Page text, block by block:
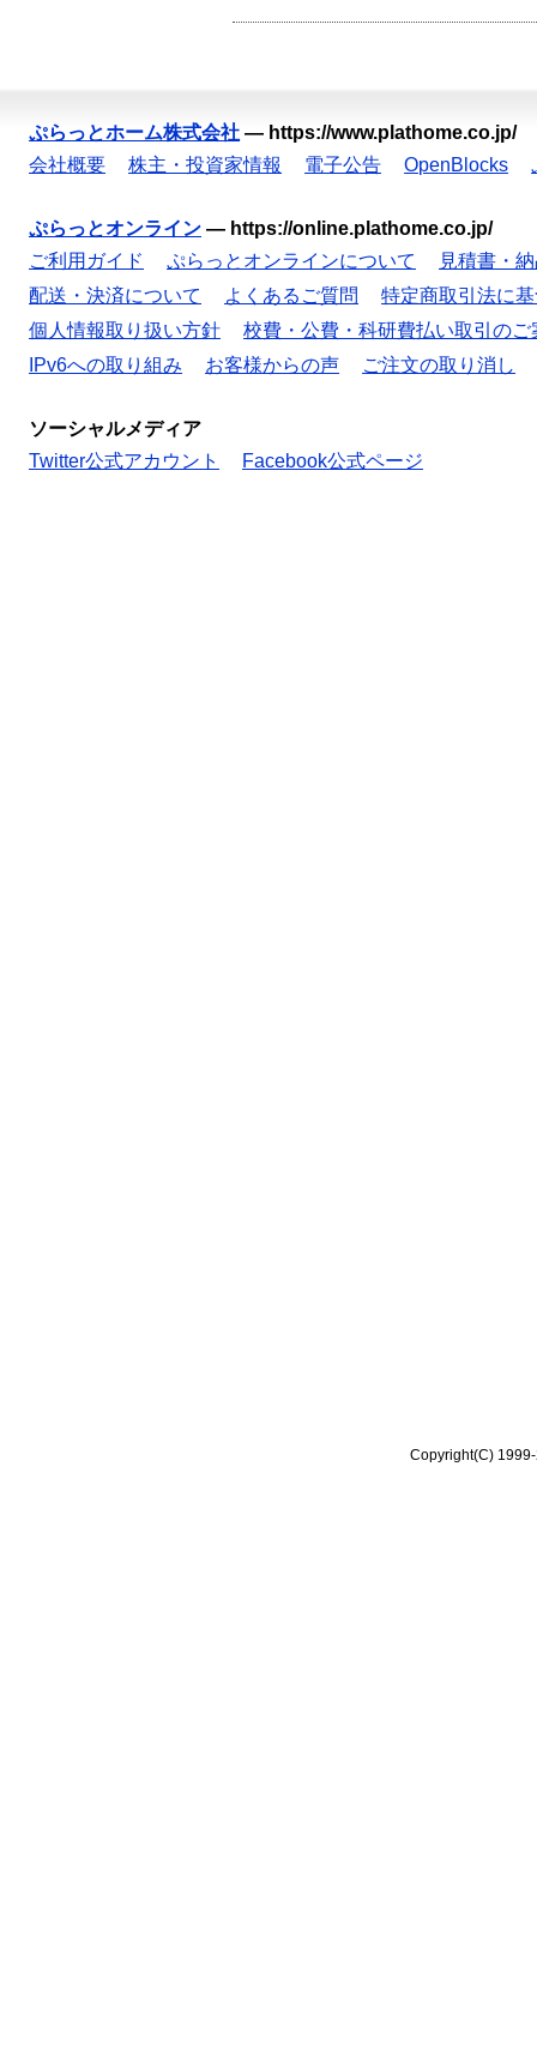
ぷらっとホーム株式会社 — https://www.plathome.co.jp/
会社概要
株主・投資家情報 電子公告 OpenBlocks
ぷらっとオンライン — https://online.plathome.co.jp/
ご利用ガイド
ぷらっとオンラインについて
見積書・
配送・決済について
よくあるご質問
特定商取引法に
個人情報取り扱い方針
校費・公費・科研費払い取引のご
IPv6への取り組み
お客様からの声 ご注文の取り消し
ソーシャルメディア
Twitter公式アカウント
Facebook公式ページ
Copyright(C)